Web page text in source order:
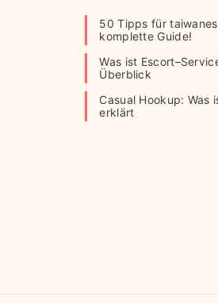
50 Tipps für
komplette Guide!
Was ist
Überblick
Casual Hookup: Was
erklärt